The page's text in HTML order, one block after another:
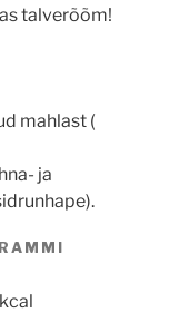
talverõõm!
mahlast (
ja